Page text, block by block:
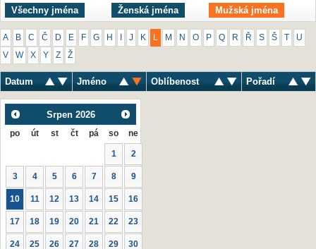
Všechny jména Ženská jména Mužská jména
A B C Č D E F G H J K M N O P Q R Ř S Š U
V W X Y Z Ž
Datum Jméno Oblíbenost Pořadí
Srpen 2026
po út st čt pá so ne
1 2
3 4 5 6 7 8 9
10 11 12 13 14 15 16
17 18 19 20 21 22 23
24 25 26 27 28 29 30